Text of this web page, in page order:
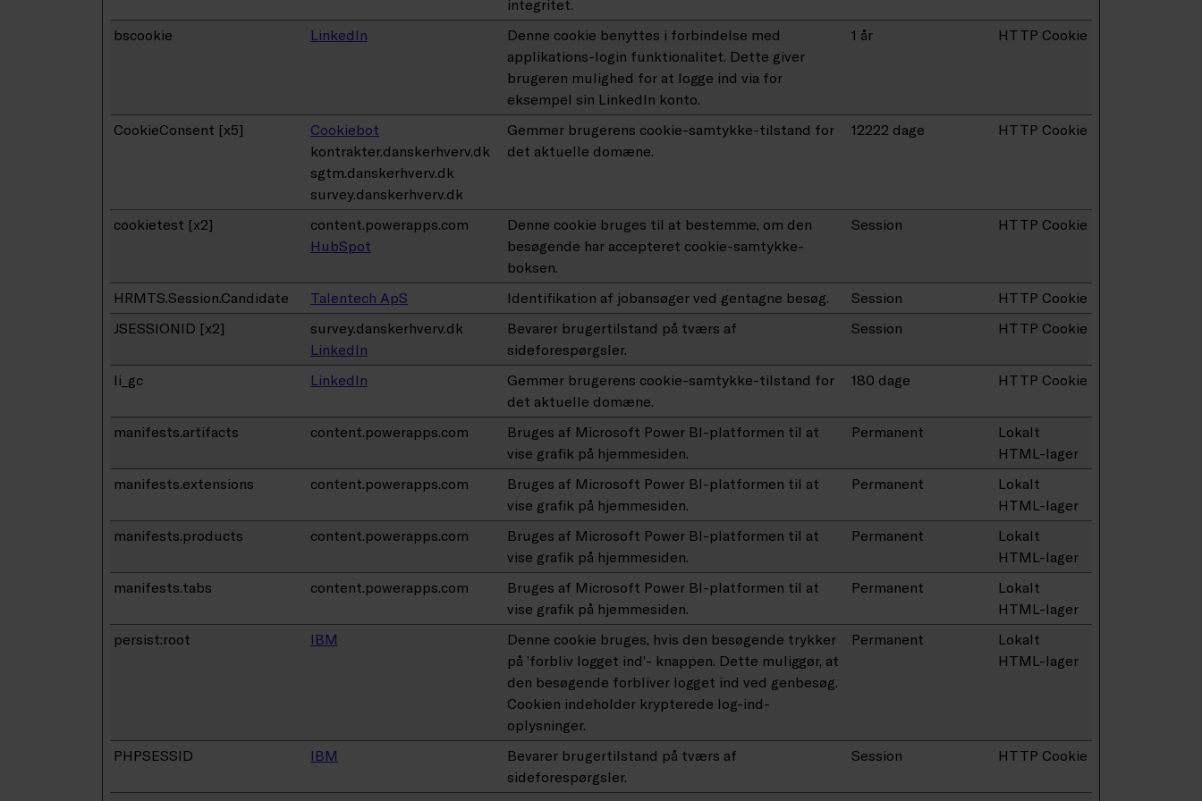
integritet.
bscookie LinkedIn
Denne cookie benyttes i forbindelse med
applikations-login funktionalitet. Dette giver
brugeren mulighed for at logge ind via for
eksempel sin LinkedIn konto.
1 år HTTP Cookie
CookieConsent [x5]
Cookiebot
kontrakter.danskerhverv.dk
sgtm.danskerhverv.dk
survey.danskerhverv.dk
Gemmer brugerens cookie-samtykke-tilstand for
det aktuelle domæne.
12222 dage HTTP Cookie
cookietest [x2]
content.powerapps.com
HubSpot
Denne cookie bruges til at bestemme, om den
besøgende har accepteret cookie-samtykke-
boksen.
Session HTTP Cookie
HRMTS.Session.Candidate Talentech ApS Identifikation af jobansøger ved gentagne besøg. Session
HTTP Cookie
JSESSIONID [x2]
survey.danskerhverv.dk
LinkedIn
Bevarer brugertilstand på tværs af
sideforespørgsler.
Session HTTP Cookie
li_gc LinkedIn
Gemmer brugerens cookie-samtykke-tilstand for
det aktuelle domæne.
180 dage HTTP Cookie
manifests.artifacts content.powerapps.com
Bruges af Microsoft Power BI-platformen til at
vise grafik på hjemmesiden.
Permanent
Lokalt
HTML-lager
manifests.extensions
content.powerapps.com
Bruges af Microsoft Power BI-platformen til at
vise grafik på hjemmesiden.
Permanent
Lokalt
HTML-lager
manifests.products
content.powerapps.com
Bruges af Microsoft Power BI-platformen til at
vise grafik på hjemmesiden.
Permanent
Lokalt
HTML-lager
manifests.tabs
content.powerapps.com
Bruges af Microsoft Power BI-platformen til at
vise grafik på hjemmesiden.
Permanent
Lokalt
HTML-lager
persist:root
IBM
Denne cookie bruges, hvis den besøgende trykker
på ’forbliv logget ind’- knappen. Dette muliggør, at
den besøgende forbliver logget ind ved genbesøg.
Cookien indeholder krypterede log-ind-
oplysninger.
Permanent
Lokalt
HTML-lager
PHPSESSID IBM
Bevarer brugertilstand på tværs af
sideforespørgsler.
Session HTTP Cookie